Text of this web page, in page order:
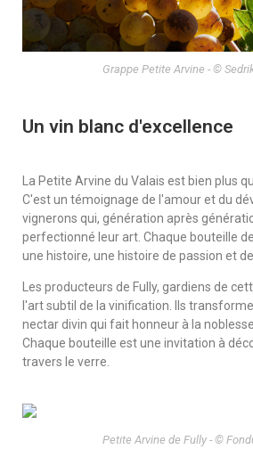
Grappe Petite Arvine - ©
Un vin blanc d'excellence
La Petite Arvine du Valais est bien plus
C'est un témoignage de l'amour et du
vignerons qui, génération après
perfectionné leur art. Chaque bouteille
une histoire, une histoire de passion et
Les producteurs de Fully, gardiens de
l'art subtil de la vinification. Ils
nectar divin qui fait honneur à la
Chaque bouteille est une invitation à
travers le verre.
Petite Arvine de Fully - ©